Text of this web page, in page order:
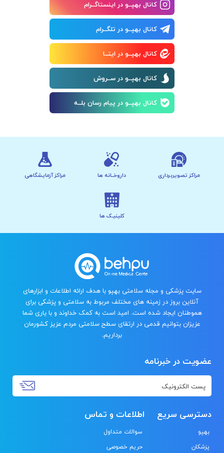
کانال بهپــو در اینستاگــرام
کانال بهپــو در تلگــرام
کانال بهپــو در ایتــا
کانال بهپــو در ســروش
کانال بهپــو در پیام رسان بلــه
مراکز تصویربرداری داروخــانه ها مراکز آزمایشگاهی
کلینیـک ها
سایت پزشکی و مجله سلامتی بهپو با هدف ارائه اطلاعات و ابزارهای
آنلاین بروز در زمینه های مختلف مربوط به سلامتی و پزشکی برای
هموطنان ایجاد شده است. امید است به کمک خداوند و با یاری شما
عزیزان بتوانیم قدمی در ارتقای سطح سلامتی مردم عزیز کشورمان
برداریم.
عضویت در خبرنامه
دسترسی سریع
بهپو
پزشکان
اطلاعات و تماس
سوالات متداول
حریم خصوصی